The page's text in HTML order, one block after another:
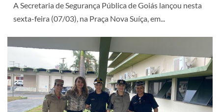
A Secretaria de Segurança Pública de Goiás lançou nesta
sexta-feira (07/03), na Praça Nova Suíça, em...